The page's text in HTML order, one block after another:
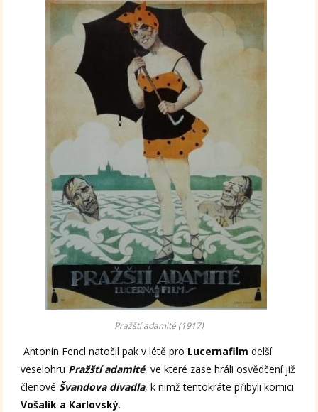
Pražští adamité (1917)
Antonín Fencl natočil pak v létě pro Lucernafilm delší
veselohru Pražští adamité, ve které zase hráli osvědčení již
členové Švandova divadla, k nimž tentokráte přibyli komici
Vošalík a Karlovský.